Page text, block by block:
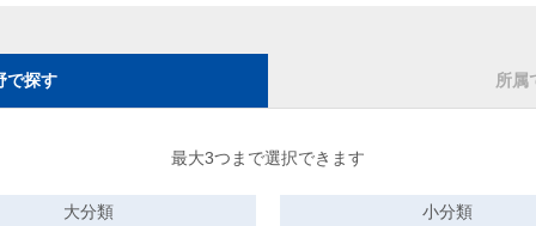
で探す 所属
最大3つまで選択できます
大分類 小分類